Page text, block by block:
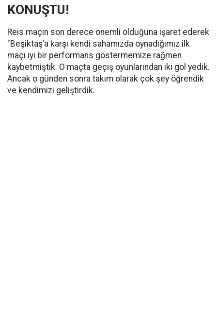
KONUŞTU!
Reis maçın son derece önemli olduğuna işaret ederek
"Beşiktaş’a karşı kendi sahamızda oynadığımız ilk
maçı iyi bir performans göstermemize rağmen
kaybetmiştik. O maçta geçiş oyunlarından iki gol yedik.
Ancak o günden sonra takım olarak çok şey öğrendik
ve kendimizi geliştirdik.